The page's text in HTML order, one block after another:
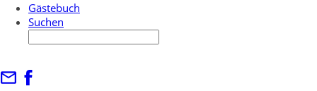
Gästebuch
Suchen